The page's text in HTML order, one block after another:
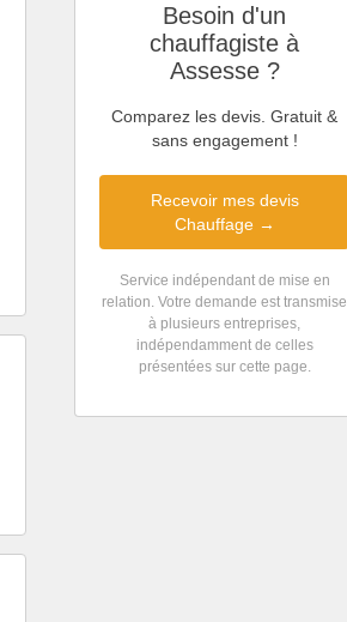
Besoin d'un
chauffagiste à
Assesse ?
Comparez les devis. Gratuit &
sans engagement !
Recevoir mes devis
Chauffage →
Service indépendant de mise en
relation. Votre demande est transmise
à plusieurs entreprises,
indépendamment de celles
présentées sur cette page.